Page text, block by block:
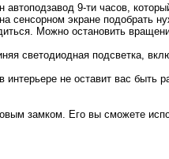
9-ти часов,
экране подобрать
Можно остановить
светодиодная подсветка,
интерьере не оставит вас
замком. Его вы сможете